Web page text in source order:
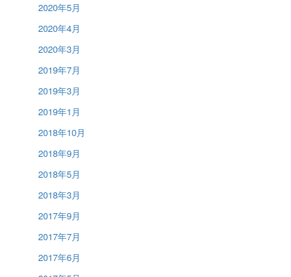
2020年5月
2020年4月
2020年3月
2019年7月
2019年3月
2019年1月
2018年10月
2018年9月
2018年5月
2018年3月
2017年9月
2017年7月
2017年6月